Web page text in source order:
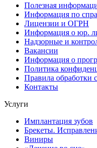
Полезная
Информация по
Лицензии и ОГРН
Информация о юр.
Надзорные и
Вакансии
Информация о
Политика
Правила обработки
Контакты
Услуги
Имплантация зубов
Брекеты.
Виниры